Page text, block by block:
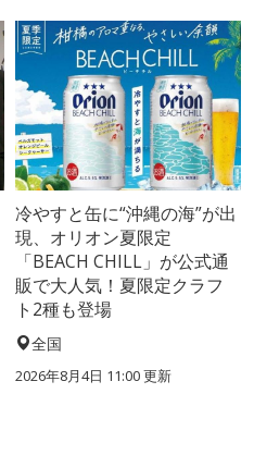
冷やすと缶に“沖縄の海”が出
現、オリオン夏限定
「BEACH CHILL」が公式通
販で大人気！夏限定クラフ
ト2種も登場
全国
2026年8月4日 11:00更新